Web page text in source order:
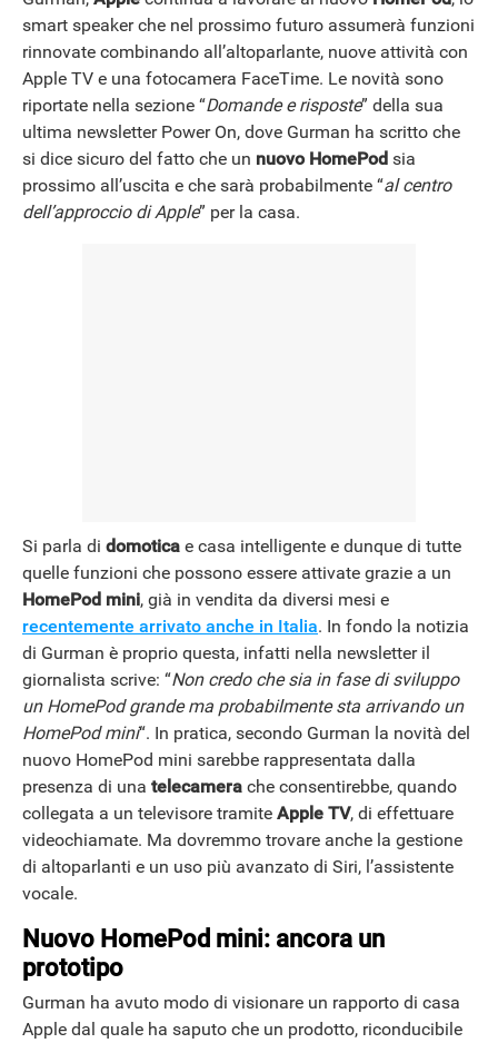
smart speaker che nel prossimo futuro assumerà funzioni
rinnovate combinando all’altoparlante, nuove attività con
Apple TV e una fotocamera FaceTime. Le novità sono
riportate nella sezione “Domande e risposte” della sua
ultima newsletter Power On, dove Gurman ha scritto che
si dice sicuro del fatto che un nuovo HomePod sia
prossimo all’uscita e che sarà probabilmente “al centro
dell’approccio di Apple” per la casa.
Si parla di domotica e casa intelligente e dunque di tutte
quelle funzioni che possono essere attivate grazie a un
HomePod mini, già in vendita da diversi mesi e
recentemente arrivato anche in Italia. In fondo la notizia
di Gurman è proprio questa, infatti nella newsletter il
giornalista scrive: “Non credo che sia in fase di sviluppo
un HomePod grande ma probabilmente sta arrivando un
HomePod mini“. In pratica, secondo Gurman la novità del
nuovo HomePod mini sarebbe rappresentata dalla
presenza di una telecamera che consentirebbe, quando
collegata a un televisore tramite Apple TV, di effettuare
videochiamate. Ma dovremmo trovare anche la gestione
di altoparlanti e un uso più avanzato di Siri, l’assistente
vocale.
Nuovo HomePod mini: ancora un
prototipo
Gurman ha avuto modo di visionare un rapporto di casa
Apple dal quale ha saputo che un prodotto, riconducibile